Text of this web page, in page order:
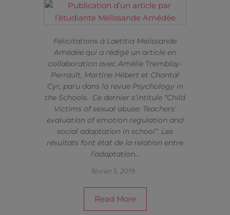
Félicitations à Laetitia Melissande
Amédée qui a rédigé un article en
collaboration avec Amélie Tremblay-
Perrault, Martine Hébert et Chantal
Cyr, paru dans la revue Psychology in
the Schools. Ce dernier s’intitule “Child
Victims of sexual abuse: Teachers’
evaluation of emotion regulation and
social adaptation in school”. Les
résultats font état de la relation entre
l’adaptation…
février 5, 2019
Read More